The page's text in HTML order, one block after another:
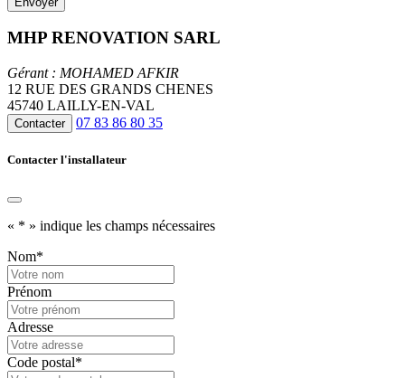
MHP RENOVATION SARL
Gérant : MOHAMED AFKIR
12 RUE DES GRANDS CHENES
45740 LAILLY-EN-VAL
Contacter 07 83 86 80 35
Contacter l'installateur
« * » indique les champs nécessaires
Nom*
Prénom
Adresse
Code postal*